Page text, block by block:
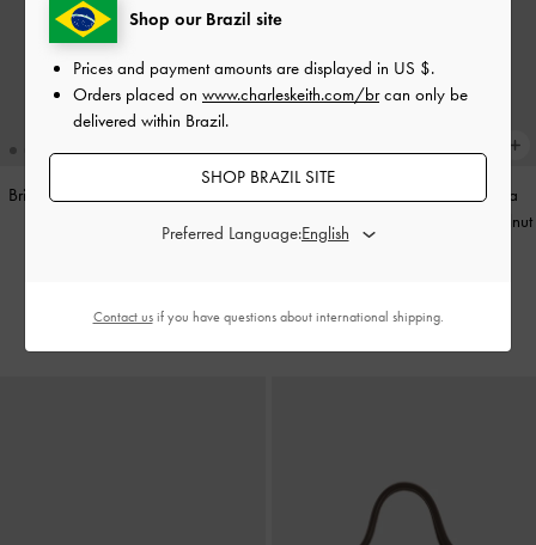
Brincos Huggie Annalise
US$36.00
Bolsa de Ombro Grande Delfina
Transpassada com Corrente
Walnut
Shop our Brazil site
Prices and payment amounts are displayed in US $.
Orders placed on www.charleskeith.com/brcan only be
delivered within Brazil.
SHOP BRAZIL SITE
Preferred Language:
Contact usif you have questions about international shipping.